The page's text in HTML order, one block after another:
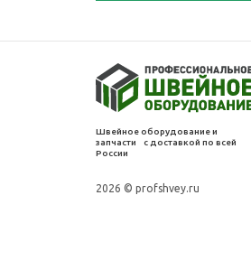
Швейное оборудование и
запчасти с доставкой по всей
России
2026 © profshvey.ru